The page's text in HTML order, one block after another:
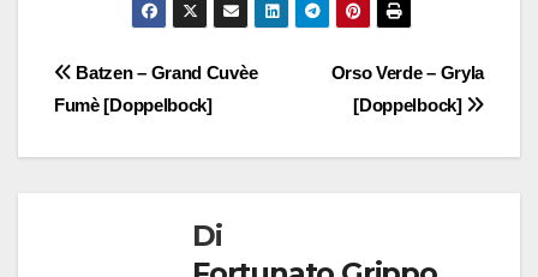
Navigazione
articoli
Orso Verde – Gryla
[Doppelbock]
Batzen – Grand Cuvèe
Fumè [Doppelbock]
Di